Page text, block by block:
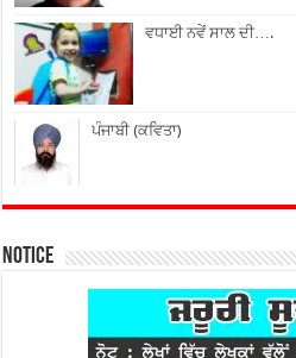
ਵਧਾਈ ਨਵੇਂ ਸਾਲ ਦੀ….
ਪੰਜਾਬੀ (ਕਵਿਤਾ)
Notice